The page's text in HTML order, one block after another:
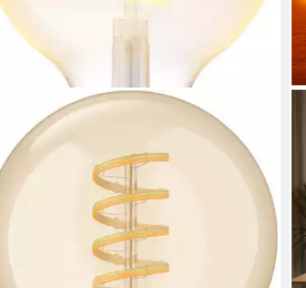
PHILIPS HUE
LED-Filament White Ambiance Globe
G93 550lm, E27, 1 St., Farbwechsler
Produktdatenblatt
ab 44,99 €
lieferbar - in 1-2 Werktagen bei dir